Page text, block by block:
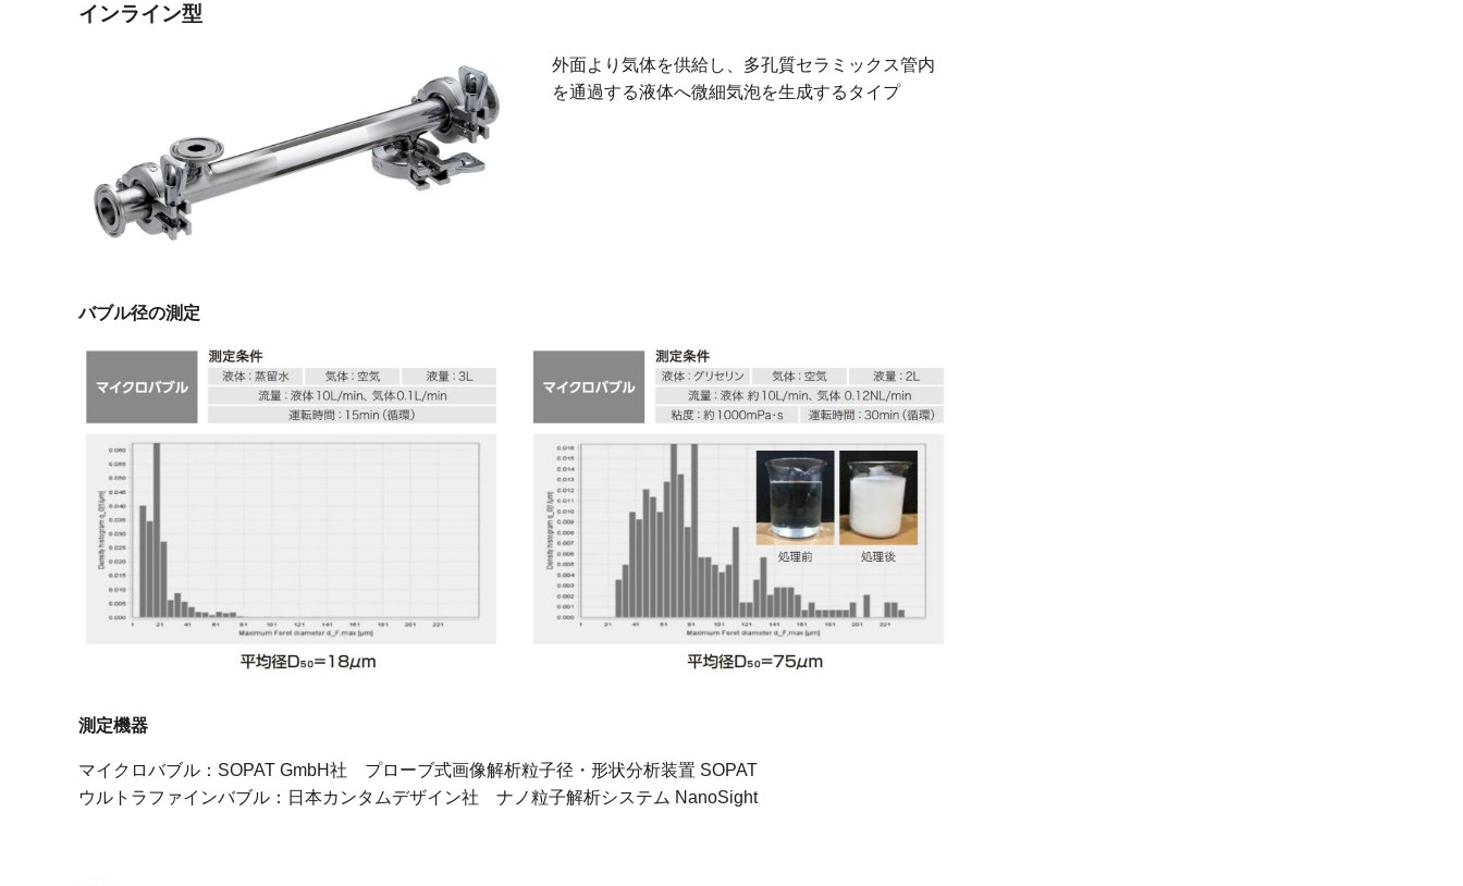
インライン型
外面より気体を供給し、多孔質セラミックス管内
を通過する液体へ微細気泡を生成するタイプ
バブル径の測定
測定機器
マイクロバブル：SOPAT GmbH社 プローブ式画像解析粒子径・形状分析装置 SOPAT
ウルトラファインバブル：日本カンタムデザイン社 ナノ粒子解析システム NanoSight